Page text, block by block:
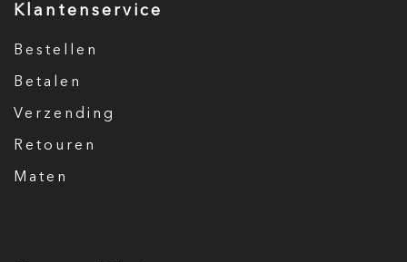
Klantenservice
Bestellen
Betalen
Verzending
Retouren
Maten